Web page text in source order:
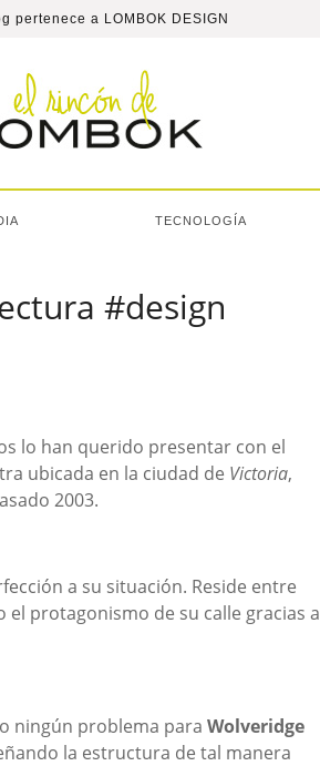
pertenece a LOMBOK DESIGN
TECNOLOGÍA
#design
lo han querido presentar con el
ubicada en la ciudad de Victoria,
2003.
a su situación. Reside entre
protagonismo de su calle gracias a
ningún problema para Wolveridge
la estructura de tal manera